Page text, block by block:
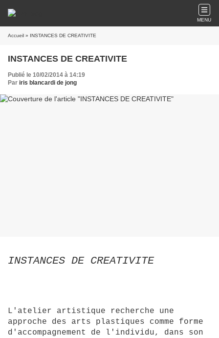
MENU
Accueil » INSTANCES DE CREATIVITE
INSTANCES DE CREATIVITE
Publié le 10/02/2014 à 14:19
Par iris blancardi de jong
INSTANCES DE CREATIVITE
L'atelier artistique recherche une
approche des arts plastiques comme forme
d'accompagnement de l'individu, dans son